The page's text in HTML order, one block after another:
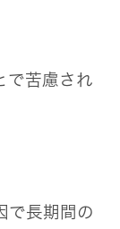
で苦慮され
で長期間の